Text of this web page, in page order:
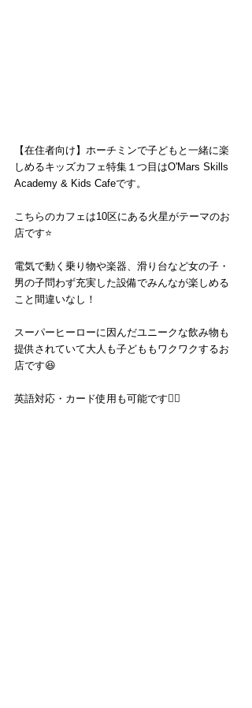
【在住者向け】ホーチミンで子どもと一緒に楽
しめるキッズカフェ特集１つ目はO'Mars Skills
Academy & Kids Cafeです。
こちらのカフェは10区にある火星がテーマのお
店です⭐️
電気で動く乗り物や楽器、滑り台など女の子・
男の子問わず充実した設備でみんなが楽しめる
こと間違いなし！
スーパーヒーローに因んだユニークな飲み物も
提供されていて大人も子どももワクワクするお
店です😆
英語対応・カード使用も可能です🙆‍♀️